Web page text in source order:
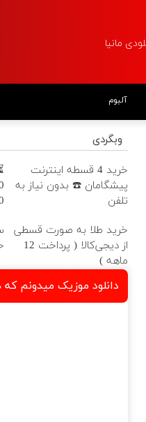
آلبوم
وبگردی
خرید 4 قسطه اینترنت
پیشگامان ☎️ بدون نیاز به
تلفن
خرید طلا به صورت قسطی
از دیجی‌کالا ( پرداخت 12
ماهه )
دانلود موزیک میدونم